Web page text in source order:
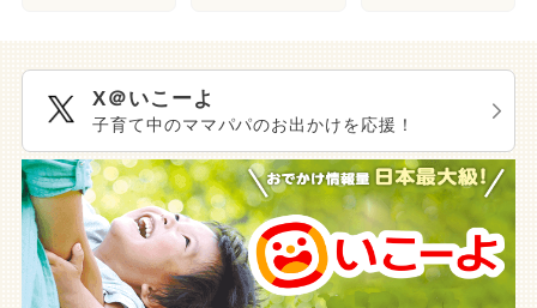
X＠いこーよ
子育て中のママパパのお出かけを応援！